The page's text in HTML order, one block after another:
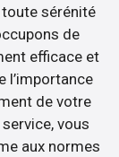
sérénité
de
efficace et
l’importance
de votre
vous
aux normes